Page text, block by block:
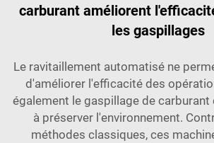
carburant améliorent
les gaspillages
Le ravitaillement automatisé ne
d'améliorer l'efficacité des
également le gaspillage de
à préserver l'environnement.
méthodes classiques, ces